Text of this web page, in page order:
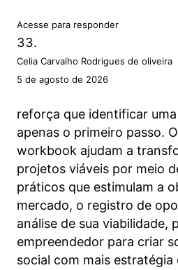
Acesse para responder
Celia Carvalho Rodrigues de oliveira
5 de agosto de 2026
reforça que identificar
apenas o primeiro passo.
workbook ajudam a
projetos viáveis por meio
práticos que estimulam a
mercado, o registro de
análise de sua viabilidade,
empreendedor para criar
social com mais estratégia